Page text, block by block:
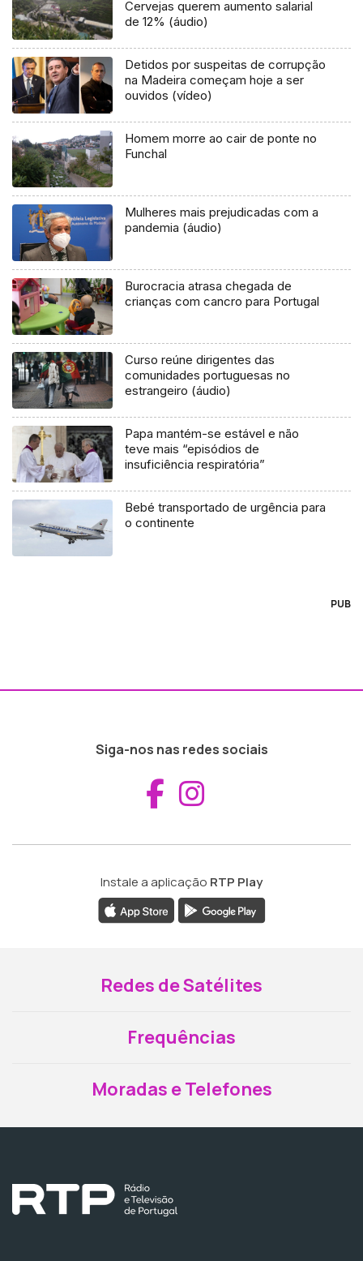
Cervejas querem aumento salarial
de 12% (áudio)
Detidos por suspeitas de corrupção
na Madeira começam hoje a ser
ouvidos (vídeo)
Homem morre ao cair de ponte no
Funchal
Mulheres mais prejudicadas com a
pandemia (áudio)
Burocracia atrasa chegada de
crianças com cancro para Portugal
Curso reúne dirigentes das
comunidades portuguesas no
estrangeiro (áudio)
Papa mantém-se estável e não
teve mais “episódios de
insuficiência respiratória”
Bebé transportado de urgência para
o continente
PUB
Siga-nos nas redes sociais
Aceder ao
Instale a aplicação RTP Play
Redes de Satélites
Frequências
Moradas e Telefones